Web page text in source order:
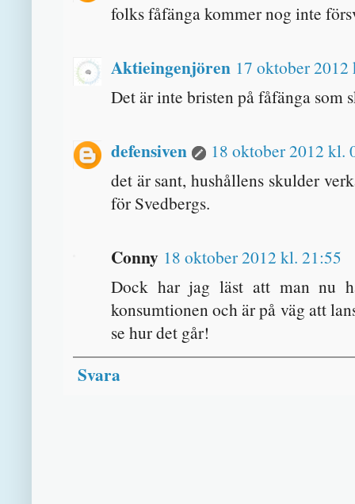
folks fåfänga kommer nog inte
Aktieingenjören 17 oktober
Det är inte bristen på fåfänga som
defensiven
18 oktober 2012 kl.
det är sant, hushållens skulder
för Svedbergs.
Conny 18 oktober 2012 kl. 21:55
Dock har jag läst att man nu
konsumtionen och är på väg att
se hur det går!
Svara